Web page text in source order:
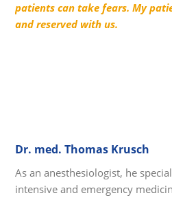
patients can take fears. My
and reserved with us.
Dr. med. Thomas Krusch
As an anesthesiologist, he
intensive and emergency